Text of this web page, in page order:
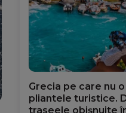
Grecia pe care nu
pliantele turistice.
traseele obișnuite